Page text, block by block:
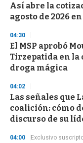
Así abre la
agosto de 2026
04:30
El MSP aprobó
Tirzepatida en la
droga mágica
04:02
Las señales que
coalición: cómo
discurso de su
04:00 Exclusivo